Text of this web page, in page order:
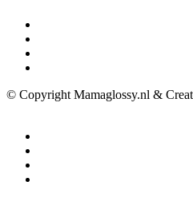
© Copyright Mamaglossy.nl &